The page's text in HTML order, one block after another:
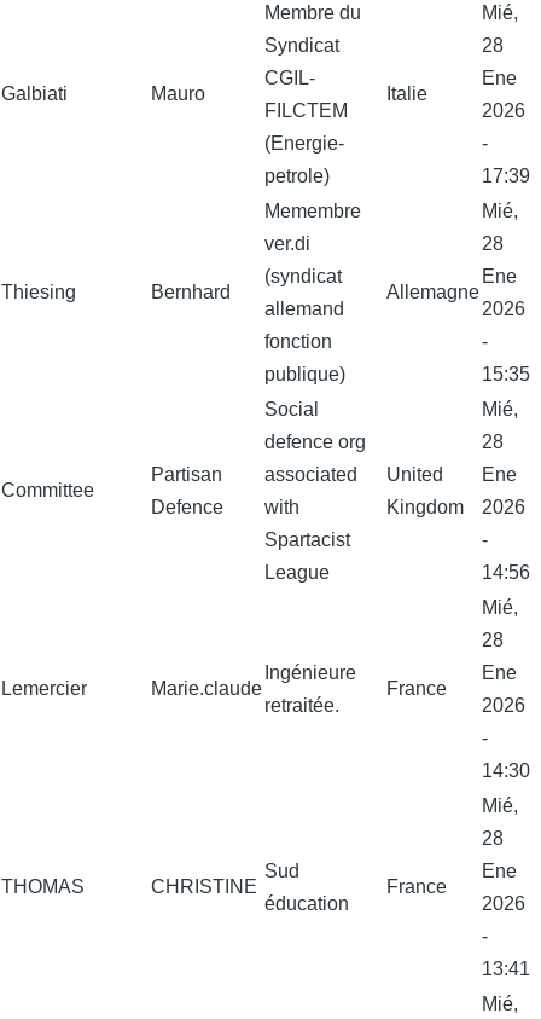
Galbiati Mauro
Membre du
Syndicat
CGIL-
FILCTEM
(Energie-
petrole)
Italie
Mié,
28
Ene
2026
-
17:39
Thiesing Bernhard
Memembre
ver.di
(syndicat
allemand
fonction
publique)
Allemagne
Mié,
28
Ene
2026
-
15:35
Committee
Partisan
Defence
Social
defence org
associated
with
Spartacist
League
United
Kingdom
Mié,
28
Ene
2026
-
14:56
Lemercier Marie.claude
Ingénieure
retraitée.
France
Mié,
28
Ene
2026
-
14:30
THOMAS CHRISTINE
Sud
éducation
France
Mié,
28
Ene
2026
-
13:41
Mié,